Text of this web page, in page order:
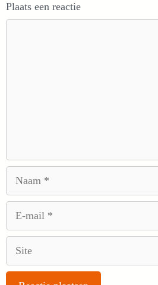
Plaats een reactie